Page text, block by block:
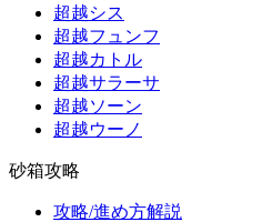
超越シス
超越フュンフ
超越カトル
超越サラーサ
超越ソーン
超越ウーノ
砂箱攻略
攻略/進め方解説